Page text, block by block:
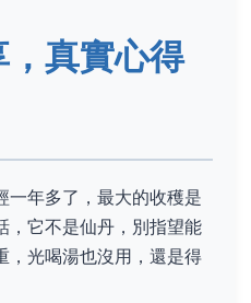
真實心得
一年多了，最大的收穫是
，它不是仙丹，別指望能
，光喝湯也沒用，還是得